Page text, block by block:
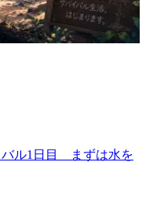
ル1日目 まずは水を